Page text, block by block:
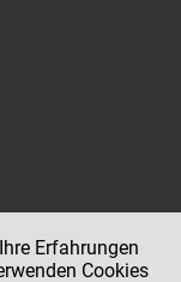
Erfahrungen
Cookies